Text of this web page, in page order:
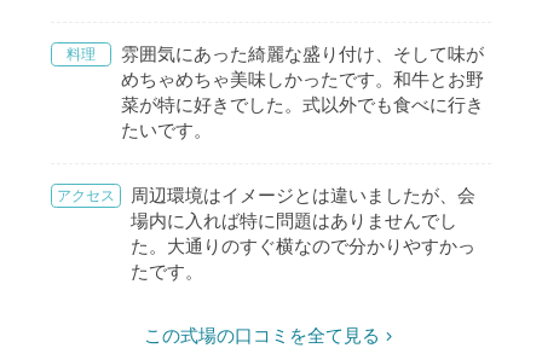
料理
雰囲気にあった綺麗な盛り付け、そして味が
めちゃめちゃ美味しかったです。和牛とお野
菜が特に好きでした。式以外でも食べに行き
たいです。
アクセス
周辺環境はイメージとは違いましたが、会
場内に入れば特に問題はありませんでし
た。大通りのすぐ横なので分かりやすかっ
たです。
この式場の口コミを全て見る